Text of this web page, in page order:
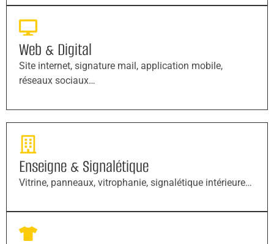
Web & Digital
Site internet, signature mail, application mobile,
réseaux sociaux…
Enseigne & Signalétique
Vitrine, panneaux, vitrophanie, signalétique intérieure…